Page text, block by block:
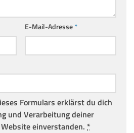
E-Mail-Adresse*
Formulars erklärst du dich
und Verarbeitung deiner
einverstanden. *